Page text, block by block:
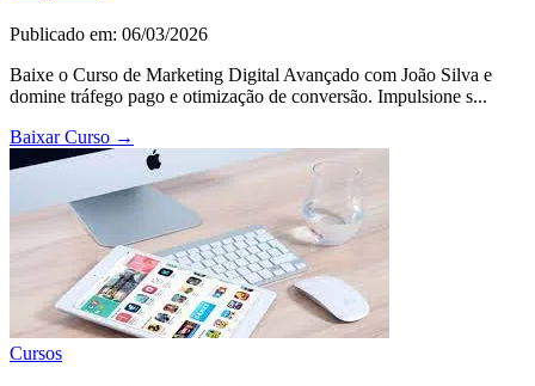
Publicado em: 06/03/2026
Baixe o Curso de Marketing Digital Avançado com João Silva e
domine tráfego pago e otimização de conversão. Impulsione s...
Baixar Curso →
Cursos